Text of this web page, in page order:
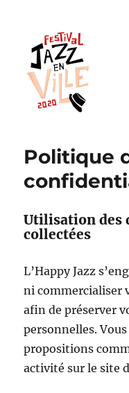
Politique
Utilisation des
collectées
L’Happy Jazz
ni commercialiser
afin de préserver
personnelles.
propositions
activité sur le site